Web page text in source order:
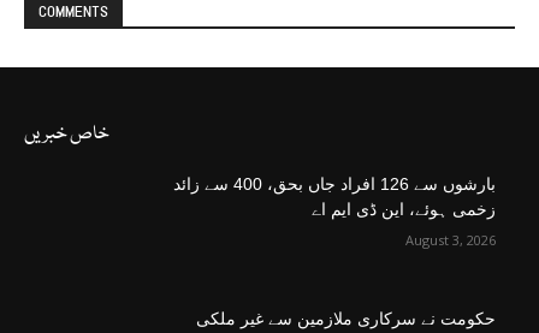
COMMENTS
خاص خبریں
بارشوں سے 126 افراد جاں بحق، 400 سے زائد
زخمی ہوئے، این ڈی ایم اے
August 3, 2026
حکومت نے سرکاری ملازمین سے غیر ملکی